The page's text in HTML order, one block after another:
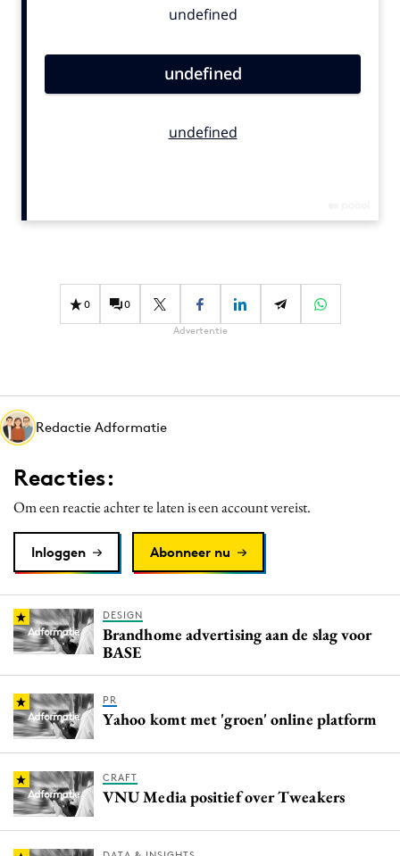
Contentmarketing
Effectiviteit
Gedragsverandering
Martech
Media
Merkstrategie
PR
Programmatic
Reputatie & crisis
0 0
Advertentie
Redactie Adformatie
Reacties:
Om een reactie achter te laten is een account vereist.
Inloggen Abonneer nu
DESIGN
Brandhome advertising aan de slag voor
BASE
PR
Yahoo komt met 'groen' online platform
CRAFT
VNU Media positief over Tweakers